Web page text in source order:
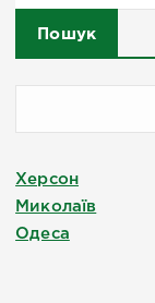
Пошук
Херсон
Миколаїв
Одеса